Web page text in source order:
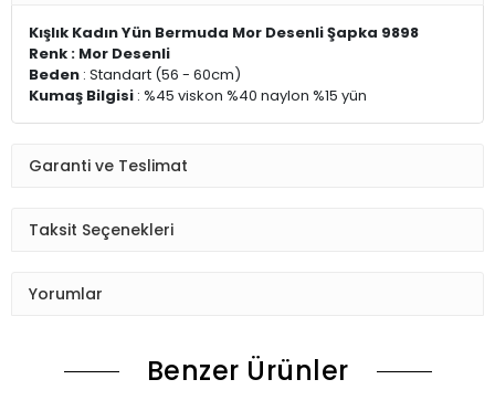
Kışlık Kadın Yün Bermuda Mor Desenli Şapka 9898
Renk : Mor Desenli
Beden : Standart (56 - 60cm)
Kumaş Bilgisi : %45 viskon %40 naylon %15 yün
Garanti ve Teslimat
Taksit Seçenekleri
Yorumlar
Benzer Ürünler